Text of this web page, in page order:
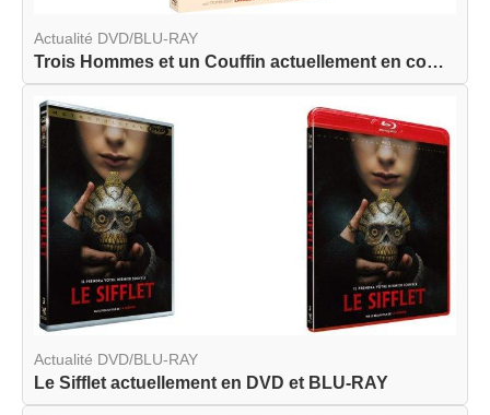
Actualité DVD/BLU-RAY
Trois Hommes et un Couffin actuellement en combo...
Actualité DVD/BLU-RAY
Le Sifflet actuellement en DVD et BLU-RAY